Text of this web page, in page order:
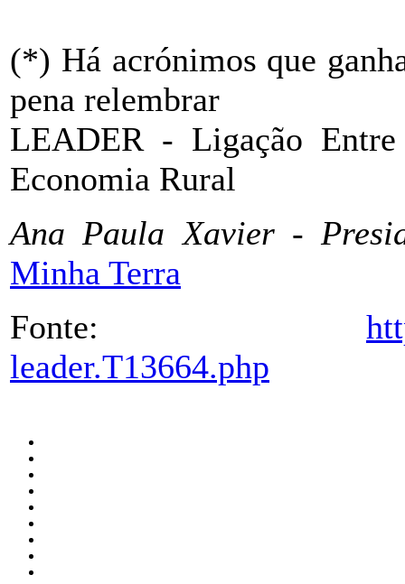
(*) Há acrónimos que
pena relembrar
LEADER - Ligação Entre
Economia Rural
Ana Paula Xavier -
Minha Terra
Fonte:
leader.T13664.php